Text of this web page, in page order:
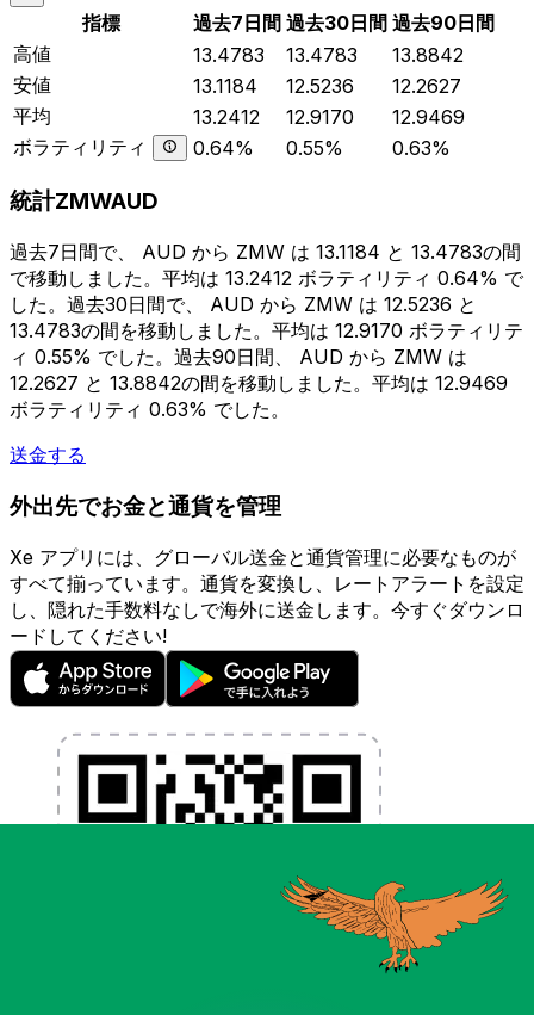
指標 過去7日間 過去30日間 過去90日間
高値
13.4783 13.4783
13.8842
安値
13.1184 12.5236
12.2627
平均
13.2412 12.9170
12.9469
ボラティリティ
0.64% 0.55% 0.63%
統計ZMWAUD
過去7日間で、 AUD から ZMW は 13.1184 と 13.4783の間
で移動しました。平均は 13.2412 ボラティリティ 0.64% で
した。過去30日間で、 AUD から ZMW は 12.5236 と
13.4783の間を移動しました。平均は 12.9170 ボラティリテ
ィ 0.55% でした。過去90日間、 AUD から ZMW は
12.2627 と 13.8842の間を移動しました。平均は 12.9469
ボラティリティ 0.63% でした。
送金する
外出先でお金と通貨を管理
Xe アプリには、グローバル送金と通貨管理に必要なものが
すべて揃っています。通貨を変換し、レートアラートを設定
し、隠れた手数料なしで海外に送金します。今すぐダウンロ
ードしてください!